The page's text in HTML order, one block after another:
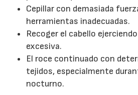
Cepillar con demasiada
herramientas inadecuadas.
Recoger el cabello
excesiva.
El roce continuado con
tejidos, especialmente
nocturno.